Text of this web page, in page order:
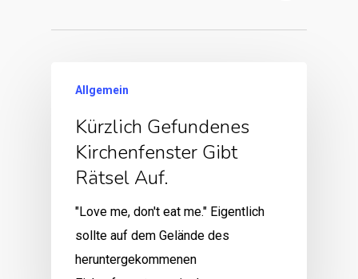
Allgemein
Kürzlich Gefundenes
Kirchenfenster Gibt
Rätsel Auf.
"Love me, don't eat me." Eigentlich
sollte auf dem Gelände des
heruntergekommenen